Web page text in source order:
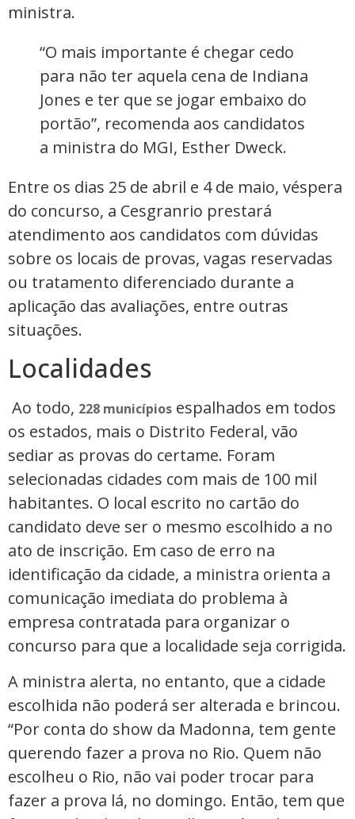
ministra.
“O mais importante é chegar cedo
para não ter aquela cena de Indiana
Jones e ter que se jogar embaixo do
portão”, recomenda aos candidatos
a ministra do MGI, Esther Dweck.
Entre os dias 25 de abril e 4 de maio, véspera
do concurso, a Cesgranrio prestará
atendimento aos candidatos com dúvidas
sobre os locais de provas, vagas reservadas
ou tratamento diferenciado durante a
aplicação das avaliações, entre outras
situações.
Localidades
Ao todo, 228 municípios espalhados em todos
os estados, mais o Distrito Federal, vão
sediar as provas do certame. Foram
selecionadas cidades com mais de 100 mil
habitantes. O local escrito no cartão do
candidato deve ser o mesmo escolhido a no
ato de inscrição. Em caso de erro na
identificação da cidade, a ministra orienta a
comunicação imediata do problema à
empresa contratada para organizar o
concurso para que a localidade seja corrigida.
A ministra alerta, no entanto, que a cidade
escolhida não poderá ser alterada e brincou.
“Por conta do show da Madonna, tem gente
querendo fazer a prova no Rio. Quem não
escolheu o Rio, não vai poder trocar para
fazer a prova lá, no domingo. Então, tem que